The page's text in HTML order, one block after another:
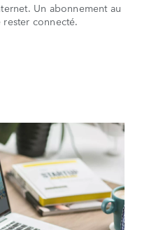
Un abonnement au
connecté.